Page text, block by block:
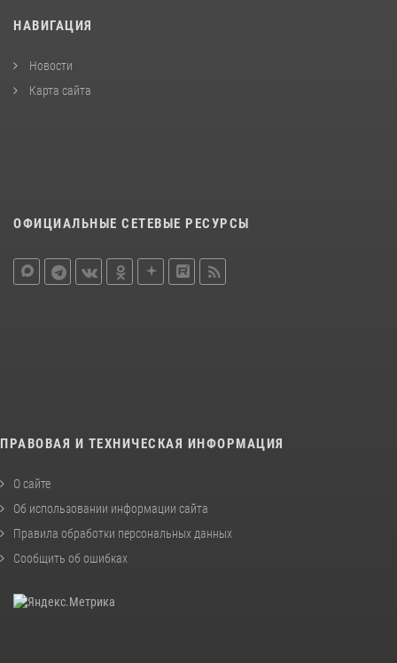
НАВИГАЦИЯ
Новости
Карта сайта
ОФИЦИАЛЬНЫЕ СЕТЕВЫЕ РЕСУРСЫ
ПРАВОВАЯ И ТЕХНИЧЕСКАЯ ИНФОРМАЦИЯ
О сайте
Об использовании информации сайта
Правила обработки персональных данных
Сообщить об ошибках